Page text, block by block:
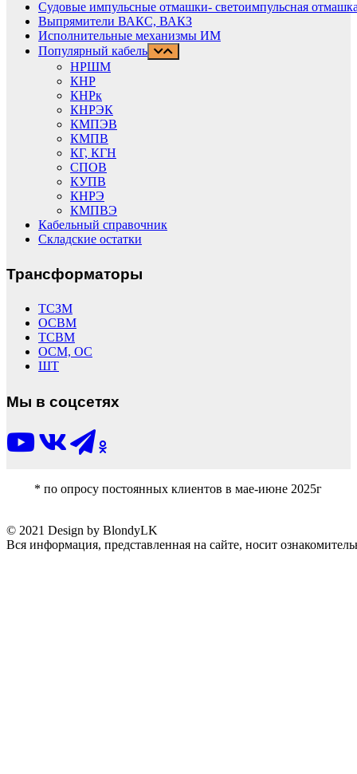
Судовые импульсные отмашки- светоимпульсная
Выпрямители ВАКС, ВАКЗ
Исполнительные механизмы ИМ
Популярный кабель
НРШМ
КНР
КНРк
КНРЭК
КМПЭВ
КМПВ
КГ, КГН
СПОВ
КУПВ
КНРЭ
КМПВЭ
Кабельный справочник
Складские остатки
Трансформаторы
ТСЗМ
ОСВМ
ТСВМ
ОСМ, ОС
ШТ
Мы в соцсетях
* по опросу постоянных клиентов в мае-июне 2025г
© 2021 Design by BlondyLK
Вся информация, представленная на сайте, носит